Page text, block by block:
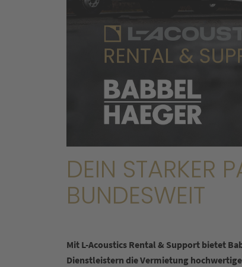
DEIN STARKER
BUNDESWEIT
Mit L-Acoustics Rental & Support bietet
Dienstleistern die Vermietung